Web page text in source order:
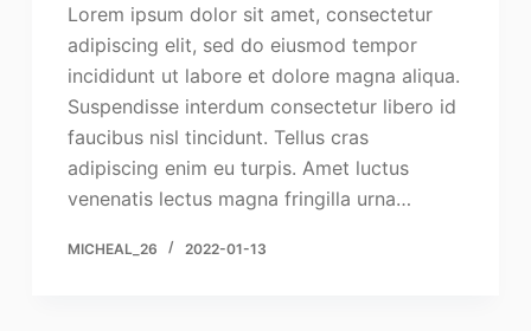
Lorem ipsum dolor sit amet, consectetur
adipiscing elit, sed do eiusmod tempor
incididunt ut labore et dolore magna aliqua.
Suspendisse interdum consectetur libero id
faucibus nisl tincidunt. Tellus cras
adipiscing enim eu turpis. Amet luctus
venenatis lectus magna fringilla urna…
MICHEAL_26 2022-01-13